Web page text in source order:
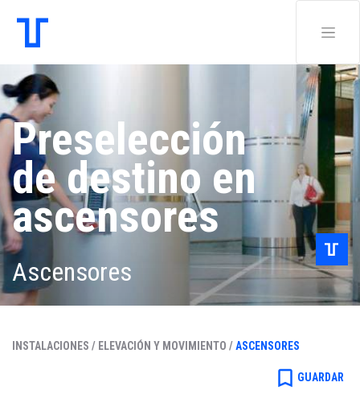
Preselección
de destino en
ascensores
Ascensores
INSTALACIONES / ELEVACIÓN Y MOVIMIENTO /ASCENSORES
bookmark_border GUARDAR